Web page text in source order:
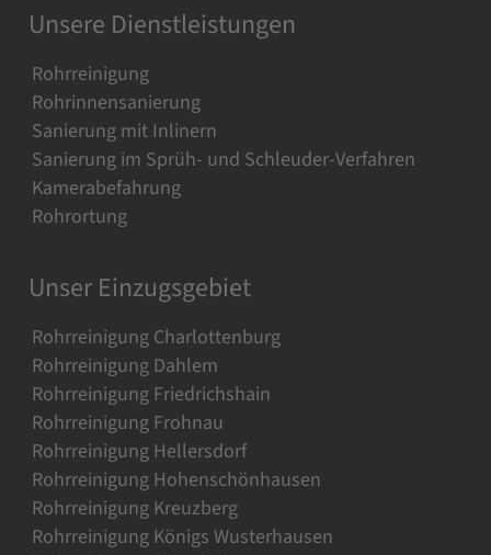
Unsere Dienstleistungen
Rohrreinigung
Rohrinnensanierung
Sanierung mit Inlinern
Sanierung im Sprüh- und Schleuder-Verfahren
Kamerabefahrung
Rohrortung
Unser Einzugsgebiet
Rohrreinigung Charlottenburg
Rohrreinigung Dahlem
Rohrreinigung Friedrichshain
Rohrreinigung Frohnau
Rohrreinigung Hellersdorf
Rohrreinigung Hohenschönhausen
Rohrreinigung Kreuzberg
Rohrreinigung Königs Wusterhausen